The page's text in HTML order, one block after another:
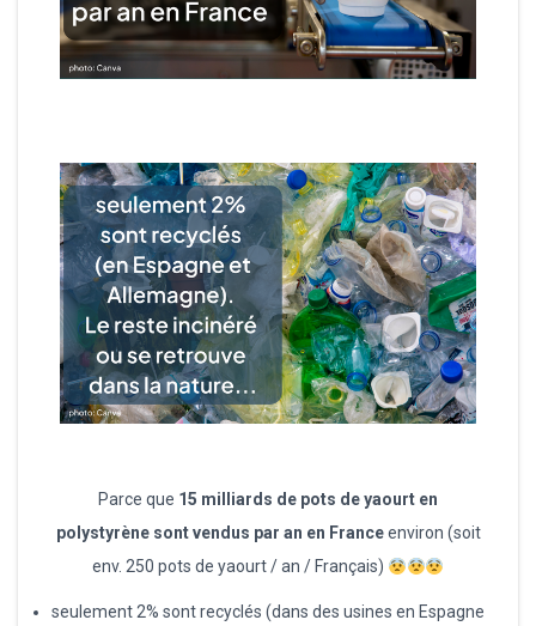
Parce que 15 milliards de pots de yaourt en
polystyrène sont vendus par an en Franceenviron (soit
env. 250 pots de yaourt / an / Français)
seulement 2% sont recyclés (dans des usines en Espagne